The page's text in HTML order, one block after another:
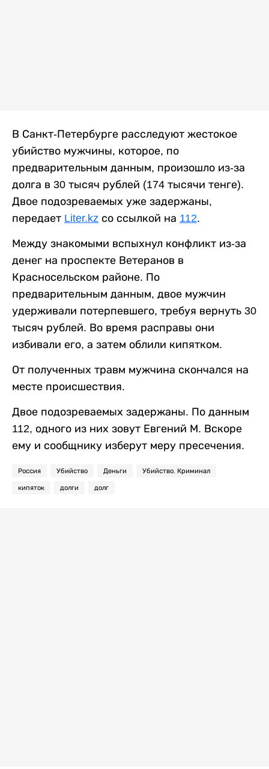
В Санкт-Петербурге расследуют жестокое
убийство мужчины, которое, по
предварительным данным, произошло из-за
долга в 30 тысяч рублей (174 тысячи тенге).
Двое подозреваемых уже задержаны,
передает Liter.kz со ссылкой на 112.
Между знакомыми вспыхнул конфликт из-за
денег на проспекте Ветеранов в
Красносельском районе. По
предварительным данным, двое мужчин
удерживали потерпевшего, требуя вернуть 30
тысяч рублей. Во время расправы они
избивали его, а затем облили кипятком.
От полученных травм мужчина скончался на
месте происшествия.
Двое подозреваемых задержаны. По данным
112, одного из них зовут Евгений М. Вскоре
ему и сообщнику изберут меру пресечения.
Россия Убийство Деньги Убийство. Криминал
кипяток долги долг